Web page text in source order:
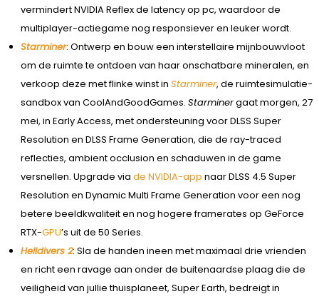
vermindert NVIDIA Reflex de latency op pc, waardoor de
multiplayer-actiegame nog responsiever en leuker wordt.
Starminer: Ontwerp en bouw een interstellaire mijnbouwvloot
om de ruimte te ontdoen van haar onschatbare mineralen, en
verkoop deze met flinke winst in Starminer, de ruimtesimulatie-
sandbox van CoolAndGoodGames. Starminergaat morgen, 27
mei, in Early Access, met ondersteuning voor DLSS Super
Resolution en DLSS Frame Generation, die de ray-traced
reflecties, ambient occlusion en schaduwen in de game
versnellen. Upgrade via de NVIDIA-app naar DLSS 4.5 Super
Resolution en Dynamic Multi Frame Generation voor een nog
betere beeldkwaliteit en nog hogere framerates op GeForce
RTX-GPU’s uit de 50 Series.
Helldivers 2: Sla de handen ineen met maximaal drie vrienden
en richt een ravage aan onder de buitenaardse plaag die de
veiligheid van jullie thuisplaneet, Super Earth, bedreigt in